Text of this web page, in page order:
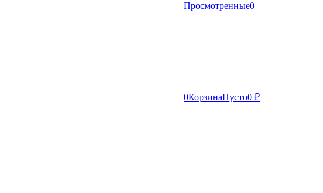
Просмотренные0
0КорзинаПусто0 ₽